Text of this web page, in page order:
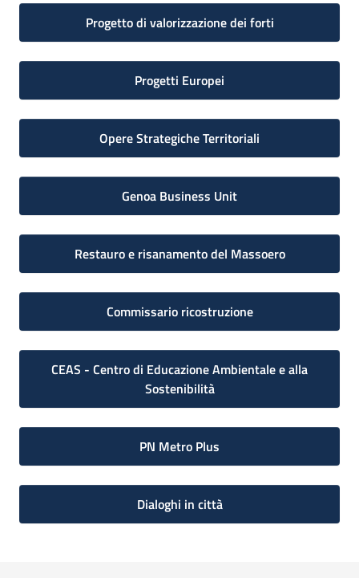
Progetto di valorizzazione dei forti
Progetti Europei
Opere Strategiche Territoriali
Genoa Business Unit
Restauro e risanamento del Massoero
Commissario ricostruzione
CEAS - Centro di Educazione Ambientale e alla
Sostenibilità
PN Metro Plus
Dialoghi in città